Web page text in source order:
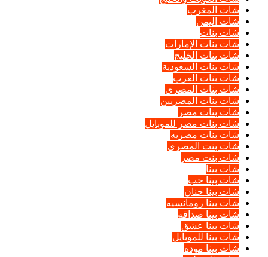
شات المغرب
شات اليمن
شات بنات
شات بنات الإمارات
شات بنات الخليج
شات بنات السعودية
شات بنات العرب
شات بنات المصرى
شات بنات المصريين
شات بنات مصر
شات بنات مصر للموبايل
شات بنات مصريه
شات بنت المصرى
شات بنت مصر
شات بينا
شات بينا حب
شات بينا حنان
شات بينا رومانسيه
شات بينا صداقه
شات بينا عشق
شات بينا للموبايل
شات بينا موده